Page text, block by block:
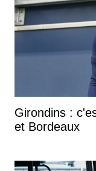
Girondins :
et Bordeaux